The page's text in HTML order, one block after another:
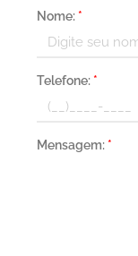
Nome: *
Telefone: *
Mensagem: *